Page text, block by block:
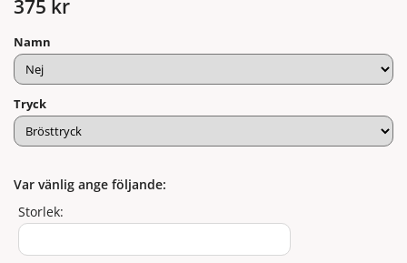
375 kr
Namn
Tryck
Var vänlig ange följande:
Storlek: